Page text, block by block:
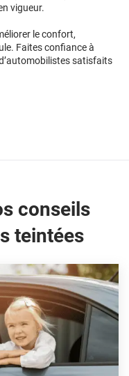
vigueur.
le confort,
Faites confiance à
satisfaits
conseils
teintées